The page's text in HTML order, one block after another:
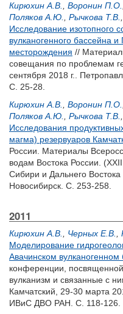
Кирюхин А.В. Воронин П.О.
Поляков А.Ю.
Рычкова Т.В.
Исследование изотопного
вулканогенного бассейна и
месторождения //
совещания по проблемам
сентября 2018 г..
С. 25-28.
Кирюхин А.В.
Воронин П.О.
Поляков А.Ю.
Рычкова Т.В.
Исследования
магма) резервуаров
России. Материалы
водам Востока России.
Сибири и Дальнего
Новосибирск. С. 253-258.
2011
Кирюхин А.В. Черных Е.В.
Моделирование
Авачинском вулканогенном
конференции,
вулканизм и связанные с
Камчатский, 29-30 марта
ИВиС ДВО РАН. С. 118-126.